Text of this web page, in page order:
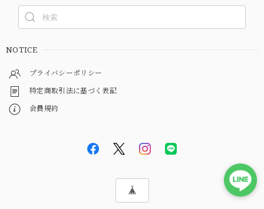
NOTICE
プライバシーポリシー
特定商取引法に基づく表記
会員規約